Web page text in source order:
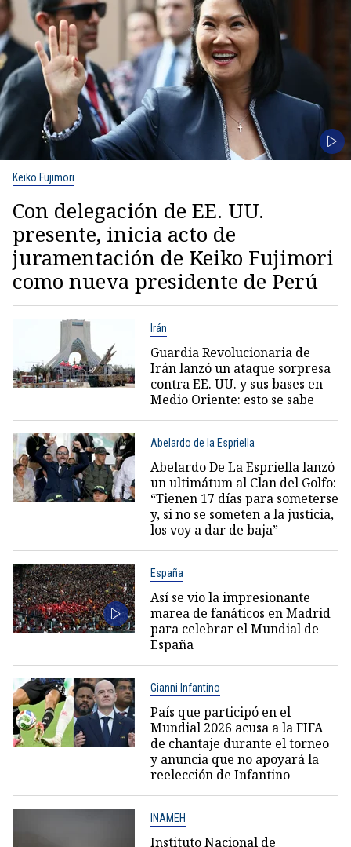
Keiko Fujimori
Con delegación de EE. UU.
presente, inicia acto de
juramentación de Keiko Fujimori
como nueva presidente de Perú
Irán
Guardia Revolucionaria de
Irán lanzó un ataque sorpresa
contra EE. UU. y sus bases en
Medio Oriente: esto se sabe
Abelardo de la Espriella
Abelardo De La Espriella lanzó
un ultimátum al Clan del Golfo:
“Tienen 17 días para someterse
y, si no se someten a la justicia,
los voy a dar de baja”
España
Así se vio la impresionante
marea de fanáticos en Madrid
para celebrar el Mundial de
España
Gianni Infantino
País que participó en el
Mundial 2026 acusa a la FIFA
de chantaje durante el torneo
y anuncia que no apoyará la
reelección de Infantino
INAMEH
Instituto Nacional de